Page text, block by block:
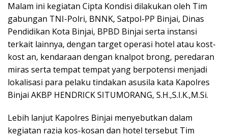
Malam ini kegiatan Cipta Kondisi dilakukan oleh Tim
gabungan TNI-Polri, BNNK, Satpol-PP Binjai, Dinas
Pendidikan Kota Binjai, BPBD Binjai serta instansi
terkait lainnya, dengan target operasi hotel atau kost-
kost an, kendaraan dengan knalpot brong, peredaran
miras serta tempat tempat yang berpotensi menjadi
lokalisasi para pelaku tindakan asusila kata Kapolres
Binjai AKBP HENDRICK SITUMORANG, S.H.,S.I.K.,M.Si.
Lebih lanjut Kapolres Binjai menyebutkan dalam
kegiatan razia kos-kosan dan hotel tersebut Tim